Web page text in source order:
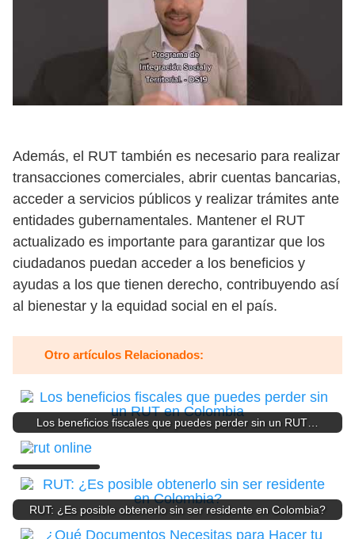
Además, el RUT también es necesario para realizar
transacciones comerciales, abrir cuentas bancarias,
acceder a servicios públicos y realizar trámites ante
entidades gubernamentales. Mantener el RUT
actualizado es importante para garantizar que los
ciudadanos puedan acceder a los beneficios y
ayudas a los que tienen derecho, contribuyendo así
al bienestar y la equidad social en el país.
Otro artículos Relacionados:
Los beneficios fiscales que puedes perder sin un RUT…
RUT: ¿Es posible obtenerlo sin ser residente en Colombia?